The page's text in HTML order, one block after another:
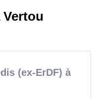
Vertou
(ex-ErDF) à